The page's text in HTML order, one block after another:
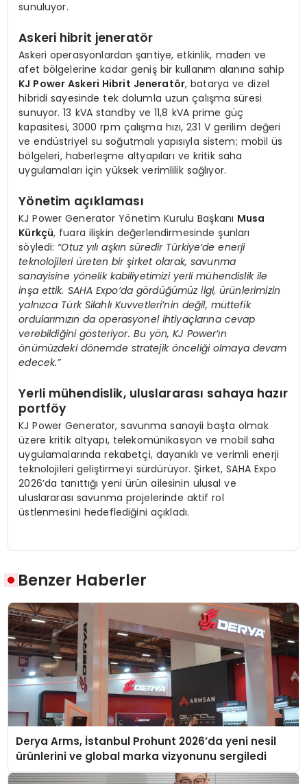
sunuluyor.
Askeri hibrit jeneratör
Askeri operasyonlardan şantiye, etkinlik, maden ve
afet bölgelerine kadar geniş bir kullanım alanına sahip
KJ Power Askeri Hibrit Jeneratör, batarya ve dizel
hibridi sayesinde tek dolumla uzun çalışma süresi
sunuyor. 13 kVA standby ve 11,8 kVA prime güç
kapasitesi, 3000 rpm çalışma hızı, 231 V gerilim değeri
ve endüstriyel su soğutmalı yapısıyla sistem; mobil üs
bölgeleri, haberleşme altyapıları ve kritik saha
uygulamaları için yüksek verimlilik sağlıyor.
Yönetim açıklaması
KJ Power Generator Yönetim Kurulu Başkanı Musa
Kürkçü, fuara ilişkin değerlendirmesinde şunları
söyledi: “Otuz yılı aşkın süredir Türkiye’de enerji
teknolojileri üreten bir şirket olarak, savunma
sanayisine yönelik kabiliyetimizi yerli mühendislik ile
inşa ettik. SAHA Expo’da gördüğümüz ilgi, ürünlerimizin
yalnızca Türk Silahlı Kuvvetleri’nin değil, müttefik
ordularımızın da operasyonel ihtiyaçlarına cevap
verebildiğini gösteriyor. Bu yön, KJ Power’ın
önümüzdeki dönemde stratejik önceliği olmaya devam
edecek.”
Yerli mühendislik, uluslararası sahaya hazır
portföy
KJ Power Generator, savunma sanayii başta olmak
üzere kritik altyapı, telekomünikasyon ve mobil saha
uygulamalarında rekabetçi, dayanıklı ve verimli enerji
teknolojileri geliştirmeyi sürdürüyor. Şirket, SAHA Expo
2026’da tanıttığı yeni ürün ailesinin ulusal ve
uluslararası savunma projelerinde aktif rol
üstlenmesini hedeflediğini açıkladı.
Benzer Haberler
Derya Arms, İstanbul Prohunt 2026’da yeni nesil
ürünlerini ve global marka vizyonunu sergiledi